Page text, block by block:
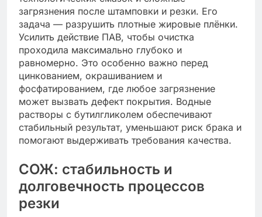
загрязнения после штамповки и резки. Его
задача — разрушить плотные жировые плёнки.
Усилить действие ПАВ, чтобы очистка
проходила максимально глубоко и
равномерно. Это особенно важно перед
цинкованием, окрашиванием и
фосфатированием, где любое загрязнение
может вызвать дефект покрытия. Водные
растворы с бутилгликолем обеспечивают
стабильный результат, уменьшают риск брака и
помогают выдерживать требования качества.
СОЖ: стабильность и
долговечность процессов
резки